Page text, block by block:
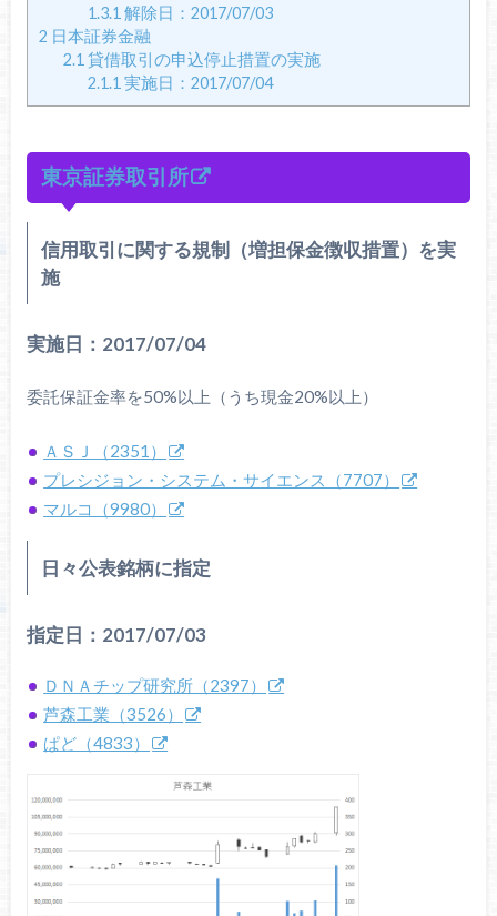
1.3.1 解除日：2017/07/03
2 日本証券金融
2.1 貸借取引の申込停止措置の実施
2.1.1 実施日：2017/07/04
東京証券取引所
信用取引に関する規制（増担保金徴収措置）を実
施
実施日：2017/07/04
委託保証金率を50%以上（うち現金20%以上）
ＡＳＪ（2351）
プレシジョン・システム・サイエンス（7707）
マルコ（9980）
日々公表銘柄に指定
指定日：2017/07/03
ＤＮＡチップ研究所（2397）
芦森工業（3526）
ぱど（4833）